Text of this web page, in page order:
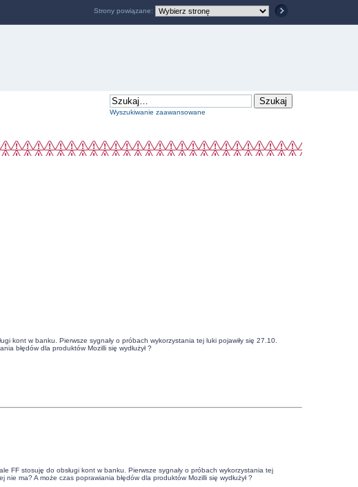
Wyszukiwanie zaawansowane
kont w banku. Pierwsze sygnały o próbach wykorzystania tej luki pojawiły się 27.10.
błędów dla produktów Mozilli się wydłużył ?
FF stosuję do obsługi kont w banku. Pierwsze sygnały o próbach wykorzystania tej
ma? A może czas poprawiania błędów dla produktów Mozilli się wydłużył ?
Strony powiązane: